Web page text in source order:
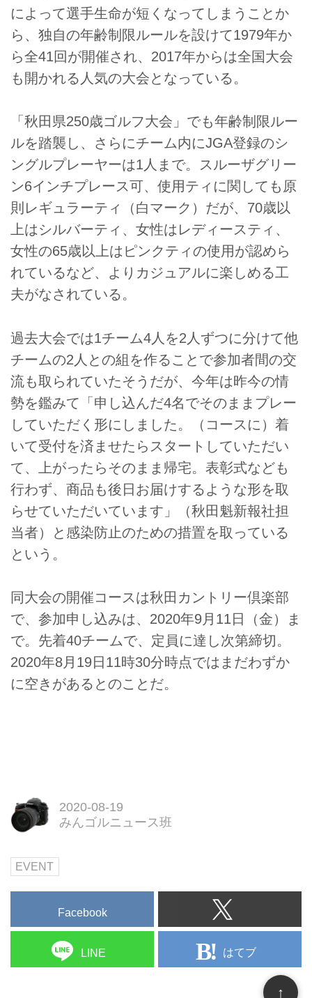
によって選手生命が短くなってしまうことか
ら、独自の年齢制限ルールを設けて1979年か
ら全41回が開催され、2017年からは全国大会
も開かれる人気の大会となっている。
「秋田県250歳ゴルフ大会」でも年齢制限ルー
ルを踏襲し、さらにチーム内にJGA登録のシ
ングルプレーヤーは1人まで。スルーザグリー
ン6インチプレース可、使用ティに関しても原
則レギュラーティ（白マーク）だが、70歳以
上はシルバーティ、女性はレディースティ、
女性の65歳以上はピンクティの使用が認めら
れているなど、よりカジュアルに楽しめる工
夫がなされている。
過去大会では1チーム4人を2人ずつに分けて他
チームの2人との組を作ることで参加者間の交
流も取られていたそうだが、今年は昨今の情
勢を鑑みて「申し込んだ4名でそのままプレー
していただく形にしました。（コースに）着
いて受付を済ませたらスタートしていただい
て、上がったらそのまま帰宅。表彰式なども
行わず、商品も後日お届けするような形を取
らせていただいています」（秋田魁新報社担
当者）と感染防止のための措置を取っている
という。
同大会の開催コースは秋田カントリー倶楽部
で、参加申し込みは、2020年9月11日（金）ま
で。先着40チームで、定員に達し次第締切。
2020年8月19日11時30分時点ではまだわずか
に空きがあるとのことだ。
2020-08-19
みんゴルニュース班
EVENT
Facebook
LINE はてブ
↑